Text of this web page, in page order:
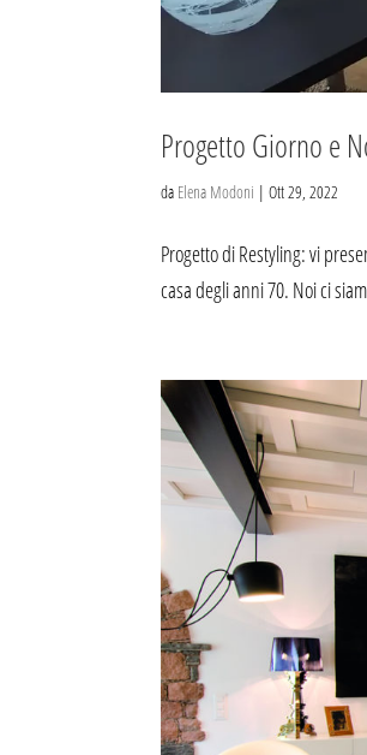
Progetto Giorno e
da Elena Modoni |Ott 29, 2022
Progetto di Restyling: vi
casa degli anni 70. Noi ci